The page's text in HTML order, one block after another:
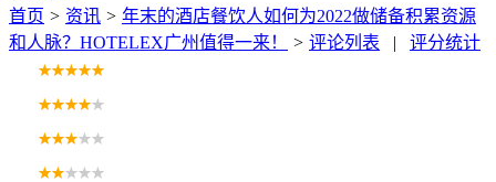
首页 > 资讯 > 年末的酒店餐饮人如何为2022做储备积累资源
和人脉？HOTELEX广州值得一来！
> 评论列表 | 评分统计